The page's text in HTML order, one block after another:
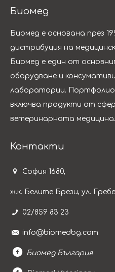
Биомед
Биомед е основана през
дистрибуция на
Биомед е един от
оборудване и
лаборатории.
включва продукти от
ветеринарната медицина.
Контакти
София 1680,
ж.к. Белите Брези, ул.
02/859 83 23
info@biomedbg.com
Биомед България